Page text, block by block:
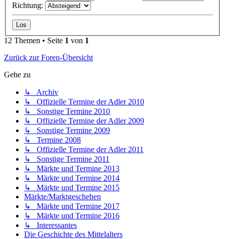
Richtung:
12 Themen • Seite 1 von 1
Zurück zur Foren-Übersicht
Gehe zu
↳ Archiv
↳ Offizielle Termine der Adler 2010
↳ Sonstige Termine 2010
↳ Offizielle Termine der Adler 2009
↳ Sonstige Termine 2009
↳ Termine 2008
↳ Offizielle Termine der Adler 2011
↳ Sonstige Termine 2011
↳ Märkte und Termine 2013
↳ Märkte und Termine 2014
↳ Märkte und Termine 2015
Märkte/Marktgeschehen
↳ Märkte und Termine 2017
↳ Märkte und Termine 2016
↳ Interessantes
Die Geschichte des Mittelalters